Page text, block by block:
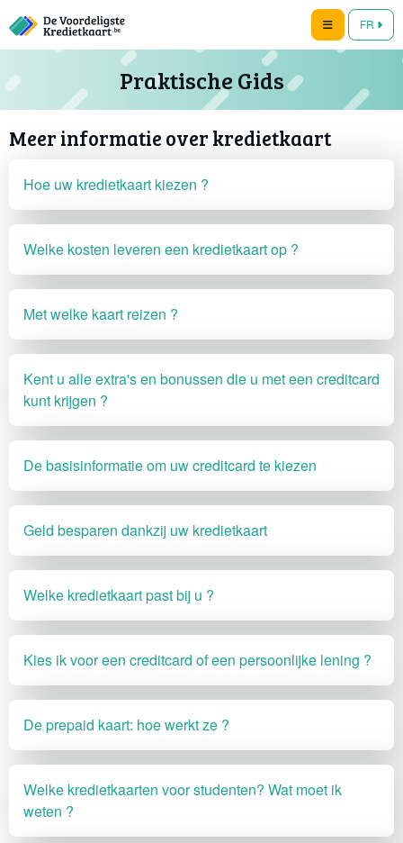
FR
Praktische Gids
Meer informatie over kredietkaart
Hoe uw kredietkaart kiezen ?
Welke kosten leveren een kredietkaart op ?
Met welke kaart reizen ?
Kent u alle extra's en bonussen die u met een creditcard
kunt krijgen ?
De basisinformatie om uw creditcard te kiezen
Geld besparen dankzij uw kredietkaart
Welke kredietkaart past bij u ?
Kies ik voor een creditcard of een persoonlijke lening ?
De prepaid kaart: hoe werkt ze ?
Welke kredietkaarten voor studenten? Wat moet ik
weten ?